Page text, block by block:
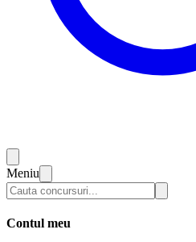
Meniu
Contul meu